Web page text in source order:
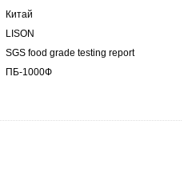
Китай
LISON
SGS food grade testing report
ПБ-1000Ф